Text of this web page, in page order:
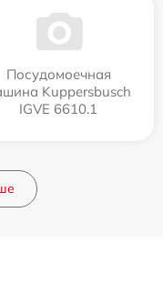
Посудомоечная
Kuppersbusch
IGVE 6610.1